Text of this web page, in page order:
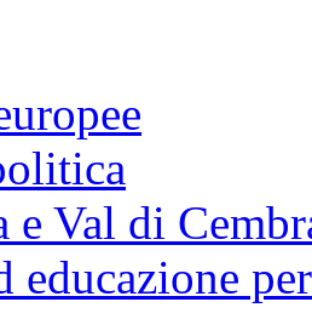
e Val di
educazione